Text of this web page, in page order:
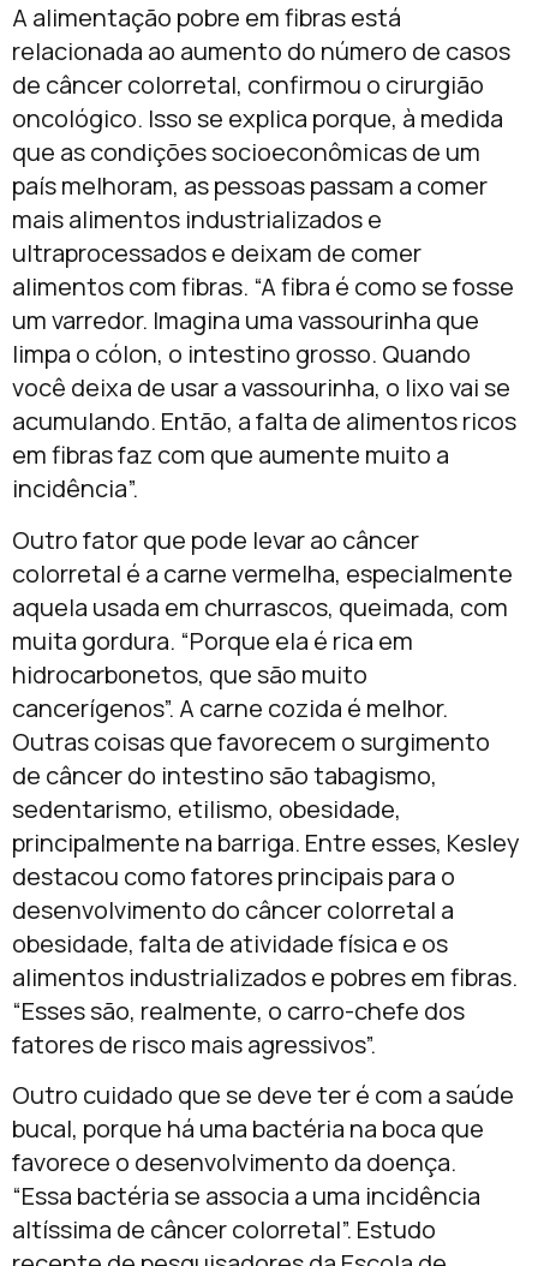
A alimentação pobre em fibras está
relacionada ao aumento do número de casos
de câncer colorretal, confirmou o cirurgião
oncológico. Isso se explica porque, à medida
que as condições socioeconômicas de um
país melhoram, as pessoas passam a comer
mais alimentos industrializados e
ultraprocessados e deixam de comer
alimentos com fibras. “A fibra é como se fosse
um varredor. Imagina uma vassourinha que
limpa o cólon, o intestino grosso. Quando
você deixa de usar a vassourinha, o lixo vai se
acumulando. Então, a falta de alimentos ricos
em fibras faz com que aumente muito a
incidência”.
Outro fator que pode levar ao câncer
colorretal é a carne vermelha, especialmente
aquela usada em churrascos, queimada, com
muita gordura. “Porque ela é rica em
hidrocarbonetos, que são muito
cancerígenos”. A carne cozida é melhor.
Outras coisas que favorecem o surgimento
de câncer do intestino são tabagismo,
sedentarismo, etilismo, obesidade,
principalmente na barriga. Entre esses, Kesley
destacou como fatores principais para o
desenvolvimento do câncer colorretal a
obesidade, falta de atividade física e os
alimentos industrializados e pobres em fibras.
“Esses são, realmente, o carro-chefe dos
fatores de risco mais agressivos”.
Outro cuidado que se deve ter é com a saúde
bucal, porque há uma bactéria na boca que
favorece o desenvolvimento da doença.
“Essa bactéria se associa a uma incidência
altíssima de câncer colorretal”. Estudo